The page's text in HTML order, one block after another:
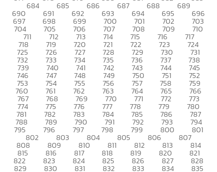
684 685 686 687 688 689
690 691 692 693 694 695 696
697 698 699 700 701 702 703
704 705 706 707 708 709 710
711 712 713 714 715 716 717
718 719 720 721 722 723 724
725 726 727 728 729 730 731
732 733 734 735 736 737 738
739 740 741 742 743 744 745
746 747 748 749 750 751 752
753 754 755 756 757 758 759
760 761 762 763 764 765 766
767 768 769 770 771 772 773
774 775 776 777 778 779 780
781 782 783 784 785 786 787
788 789 790 791 792 793 794
795 796 797 798 799 800 801
802 803 804 805 806 807
808 809 810 811 812 813 814
815 816 817 818 819 820 821
822 823 824 825 826 827 828
829 830 831 832 833 834 835